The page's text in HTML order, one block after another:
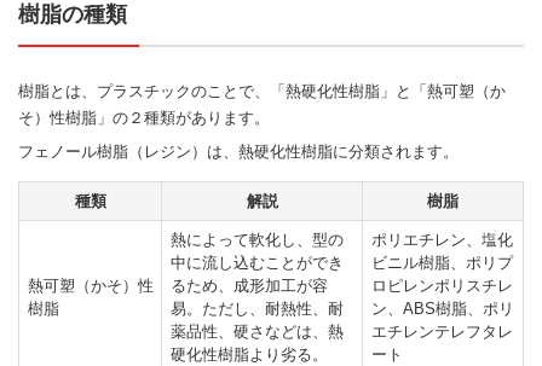
樹脂の種類
樹脂とは、プラスチックのことで、「熱硬化性樹脂」と「熱可塑（か
そ）性樹脂」の２種類があります。
フェノール樹脂（レジン）は、熱硬化性樹脂に分類されます。
種類 解説 樹脂
熱可塑（かそ）性
樹脂
熱によって軟化し、型の
中に流し込むことができ
るため、成形加工が容
易。ただし、耐熱性、耐
薬品性、硬さなどは、熱
硬化性樹脂より劣る。
ポリエチレン、塩化
ビニル樹脂、ポリプ
ロピレンポリスチレ
ン、ABS樹脂、ポリ
エチレンテレフタレ
ート